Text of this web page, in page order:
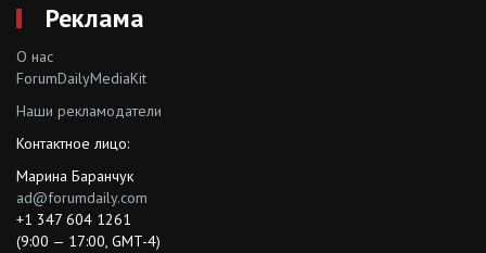
Реклама
О нас
ForumDailyMediaKit
Наши рекламодатели
Контактное лицо:
Марина Баранчук
ad@forumdaily.com
+1 347 604 1261
(9:00 — 17:00, GMT-4)